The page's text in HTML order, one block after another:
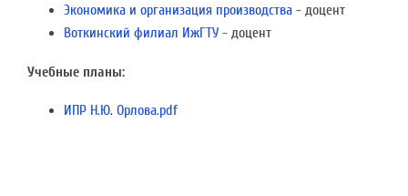
Экономика и организация производства - доцент
Воткинский филиал ИжГТУ - доцент
Учебные планы:
ИПР Н.Ю. Орлова.pdf